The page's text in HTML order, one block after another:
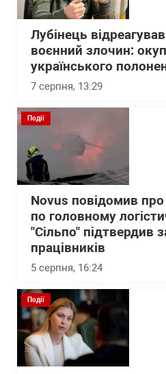
Лубінець
воєнний злочин:
українського
7 серпня, 13:29
Події
Novus повідомив
по головному
"Сільпо" підтвердив
працівників
5 серпня, 16:24
Події